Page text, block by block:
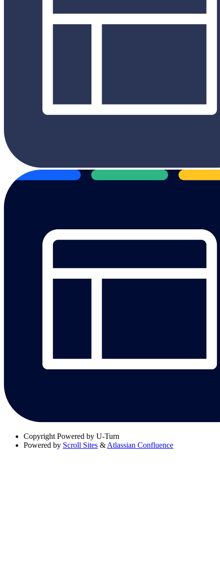
Copyright Powered by U-Turn
Powered by Scroll Sites & Atlassian Confluence